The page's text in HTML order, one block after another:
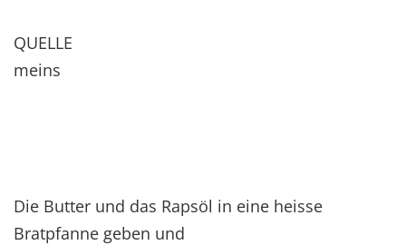
QUELLE
meins
Die Butter und das Rapsöl in eine heisse
Bratpfanne geben und